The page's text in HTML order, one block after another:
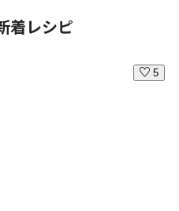
着レシピ
5